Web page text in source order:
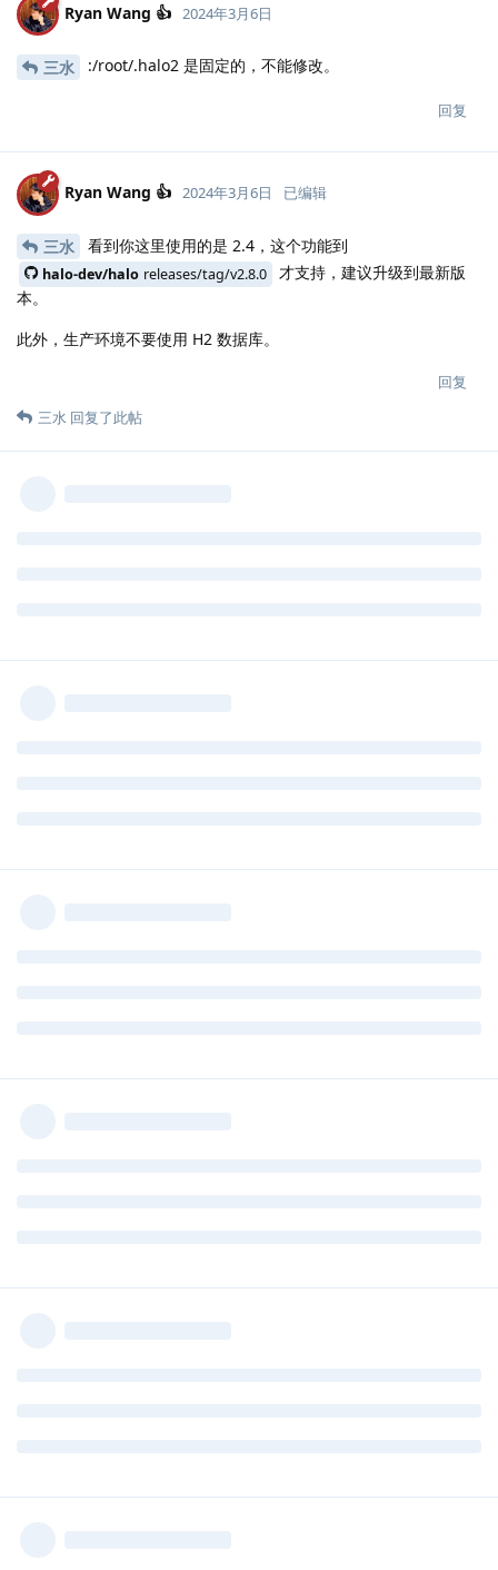
Ryan Wang 👍 2024年3月6日
三水 :/root/.halo2 是固定的，不能修改。
回复
Ryan Wang 👍 2024年3月6日 已编辑
三水 看到你这里使用的是 2.4，这个功能到
halo-dev/halo releases/tag/v2.8.0
才支持，建议升级到最新版
本。
此外，生产环境不要使用 H2 数据库。
回复
三水 回复了此帖